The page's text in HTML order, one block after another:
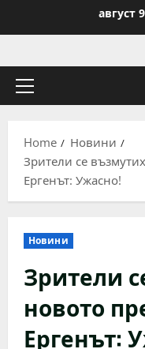
август
Primary
Home
Новини
Зрители се
Ергенът: Ужасно!
Новини
Зрители
новото
Ергенът: